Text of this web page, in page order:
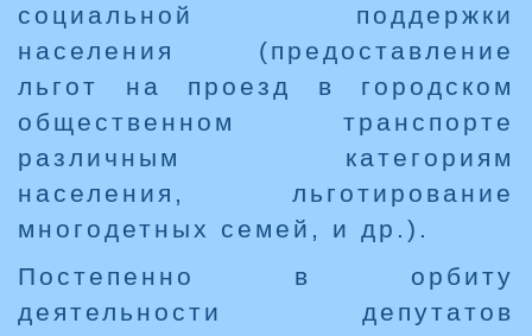
социальной поддержки
населения (предоставление
льгот на проезд в городском
общественном транспорте
различным категориям
населения, льготирование
многодетных семей, и др.).
Постепенно в орбиту
деятельности депутатов